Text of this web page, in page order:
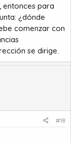
entonces para
¿dónde
comenzar con
se dirige.
#18